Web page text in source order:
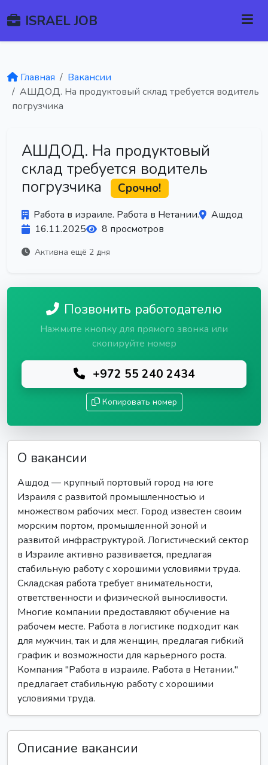
ISRAEL JOB
Главная
Вакансии
АШДОД. На продуктовый склад требуется водитель
погрузчика
АШДОД. На продуктовый
склад требуется водитель
погрузчика
Срочно!
Работа в израиле. Работа в Нетании.
Ашдод
16.11.2025
8 просмотров
Активна ещё 2 дня
Позвонить работодателю
Нажмите кнопку для прямого звонка или
скопируйте номер
+972 55 240 2434
Копировать номер
О вакансии
Ашдод — крупный портовый город на юге
Израиля с развитой промышленностью и
множеством рабочих мест. Город известен своим
морским портом, промышленной зоной и
развитой инфраструктурой. Логистический сектор
в Израиле активно развивается, предлагая
стабильную работу с хорошими условиями труда.
Складская работа требует внимательности,
ответственности и физической выносливости.
Многие компании предоставляют обучение на
рабочем месте. Работа в логистике подходит как
для мужчин, так и для женщин, предлагая гибкий
график и возможности для карьерного роста.
Компания "Работа в израиле. Работа в Нетании."
предлагает стабильную работу с хорошими
условиями труда.
Описание вакансии